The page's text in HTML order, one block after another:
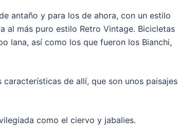
antaño y para los de ahora, con un estilo
al más puro estilo Retro Vintage. Bicicletas
lana, así como los que fueron los Bianchi,
de allí, que son unos paisajes
como el ciervo y jabalies.